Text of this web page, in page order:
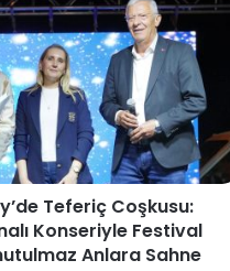
Teferiç Coşkusu:
Konseriyle Festival
Anlara Sahne